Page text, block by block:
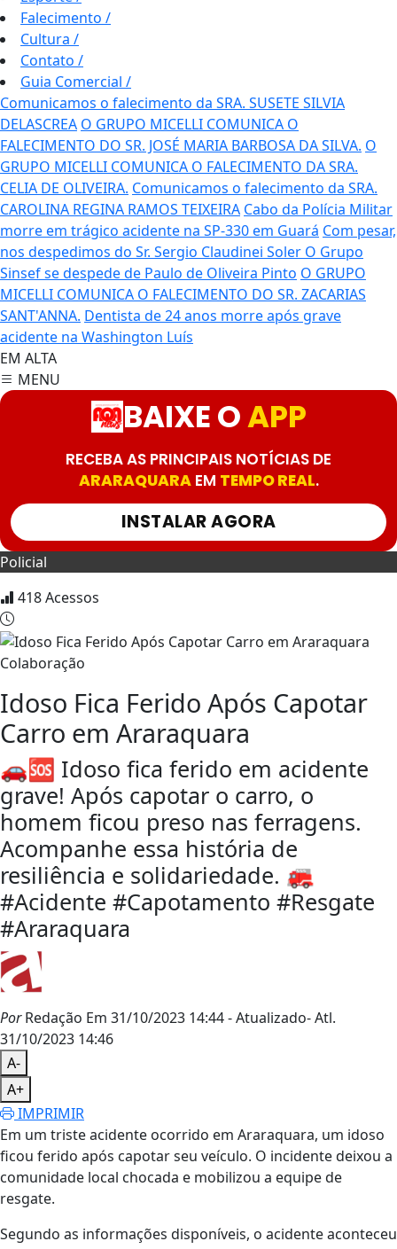
Falecimento /
Cultura /
Contato /
Guia Comercial /
Comunicamos o falecimento da SRA. SUSETE SILVIA
DELASCREA O GRUPO MICELLI COMUNICA O
FALECIMENTO DO SR. JOSÉ MARIA BARBOSA DA SILVA. O
GRUPO MICELLI COMUNICA O FALECIMENTO DA SRA.
CELIA DE OLIVEIRA. Comunicamos o falecimento da SRA.
CAROLINA REGINA RAMOS TEIXEIRA Cabo da Polícia Militar
morre em trágico acidente na SP-330 em Guará Com pesar,
nos despedimos do Sr. Sergio Claudinei Soler O Grupo
Sinsef se despede de Paulo de Oliveira Pinto O GRUPO
MICELLI COMUNICA O FALECIMENTO DO SR. ZACARIAS
SANT'ANNA. Dentista de 24 anos morre após grave
acidente na Washington Luís
EM ALTA
MENU
BAIXE OAPP
RECEBA AS PRINCIPAIS NOTÍCIAS DE
ARARAQUARAEM TEMPO REAL.
INSTALAR AGORA
Policial
418Acessos
Colaboração
Idoso Fica Ferido Após Capotar
Carro em Araraquara
🚗🆘 Idoso fica ferido em acidente
grave! Após capotar o carro, o
homem ficou preso nas ferragens.
Acompanhe essa história de
resiliência e solidariedade. 🚒
#Acidente #Capotamento #Resgate
#Araraquara
PorRedação Em 31/10/2023 14:44- Atualizado- Atl.
31/10/2023 14:46
A-
A+
IMPRIMIR
Em um triste acidente ocorrido em Araraquara, um idoso
ficou ferido após capotar seu veículo. O incidente deixou a
comunidade local chocada e mobilizou a equipe de
resgate.
Segundo as informações disponíveis, o acidente aconteceu